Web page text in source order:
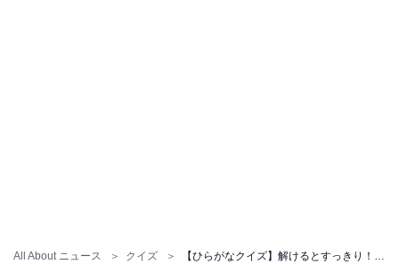
All About ニュース クイズ